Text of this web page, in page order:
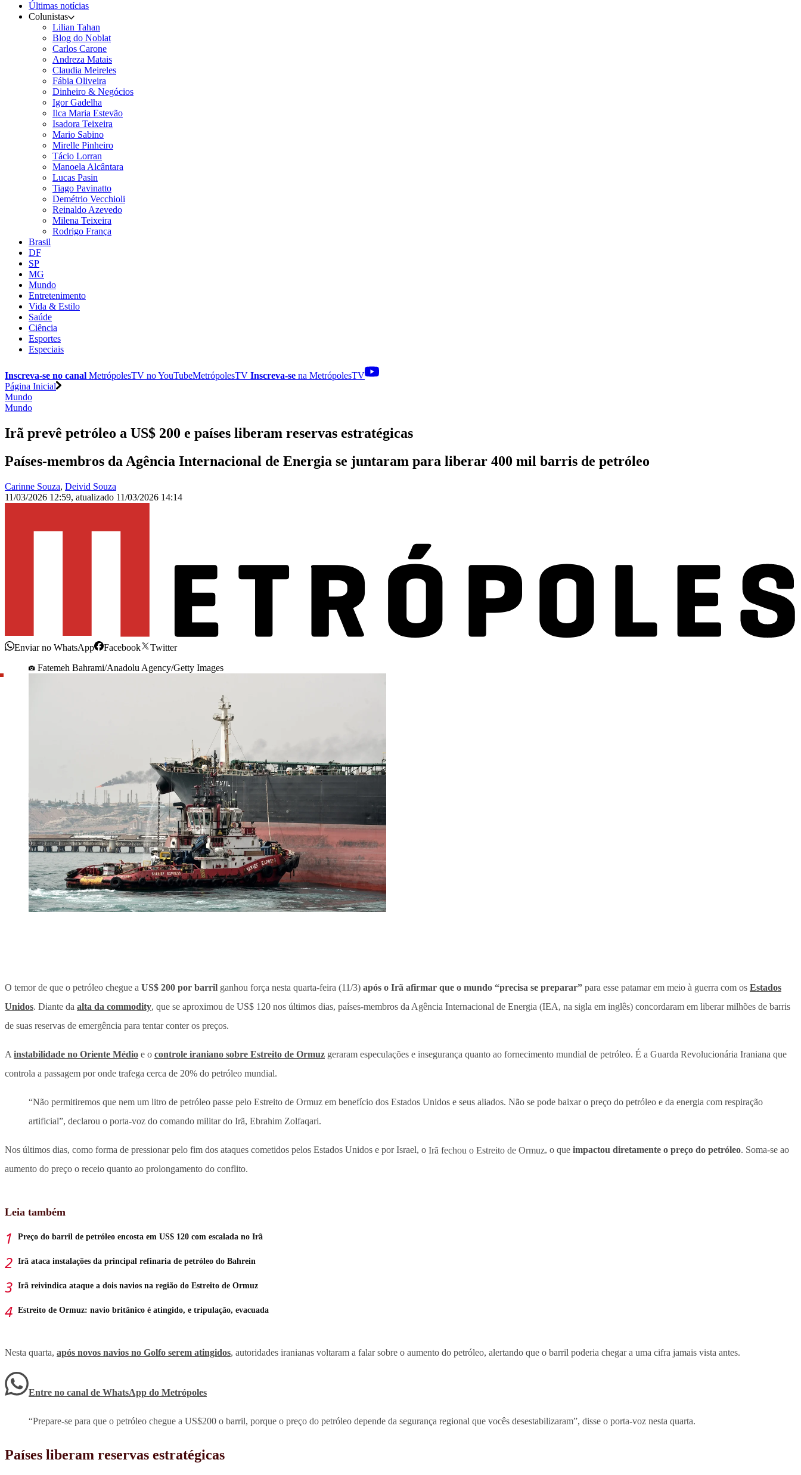
Últimas notícias
Colunistas
Lilian Tahan
Blog do Noblat
Carlos Carone
Andreza Matais
Claudia Meireles
Fábia Oliveira
Dinheiro & Negócios
Igor Gadelha
Ilca Maria Estevão
Isadora Teixeira
Mario Sabino
Mirelle Pinheiro
Tácio Lorran
Manoela Alcântara
Lucas Pasin
Tiago Pavinatto
Demétrio Vecchioli
Reinaldo Azevedo
Milena Teixeira
Rodrigo França
Brasil
DF
SP
MG
Mundo
Entretenimento
Vida & Estilo
Saúde
Ciência
Esportes
Especiais
Inscreva-se no canal MetrópolesTV noYouTubeMetrópolesTV Inscreva-se na MetrópolesTV
Página Inicial
Mundo
Mundo
Irã prevê petróleo a US$ 200 e países liberam reservas estratégicas
Países-membros da Agência Internacional de Energia se juntaram para liberar 400 mil barris de petróleo
Carinne Souza, Deivid Souza
11/03/2026 12:59, atualizado 11/03/2026 14:14
Enviar no WhatsApp Facebook
Twitter
Fatemeh Bahrami/Anadolu Agency/Getty Images
O temor de que o petróleo chegue a US$ 200 por barril ganhou força nesta quarta-feira (11/3) após o Irã afirmar que o mundo “precisa se preparar” para esse patamar em meio à guerra com os Estados
Unidos. Diante da alta da commodity, que se aproximou de US$ 120 nos últimos dias, países-membros da Agência Internacional de Energia (IEA, na sigla em inglês) concordaram em liberar milhões de barris
de suas reservas de emergência para tentar conter os preços.
A instabilidade no Oriente Médio e o controle iraniano sobre Estreito de Ormuz geraram especulações e insegurança quanto ao fornecimento mundial de petróleo. É a Guarda Revolucionária Iraniana que
controla a passagem por onde trafega cerca de 20% do petróleo mundial.
“Não permitiremos que nem um litro de petróleo passe pelo Estreito de Ormuz em benefício dos Estados Unidos e seus aliados. Não se pode baixar o preço do petróleo e da energia com respiração
artificial”, declarou o porta-voz do comando militar do Irã, Ebrahim Zolfaqari.
Nos últimos dias, como forma de pressionar pelo fim dos ataques cometidos pelos Estados Unidos e por Israel, o Irã fechou o Estreito de Ormuz, o que impactou diretamente o preço do petróleo. Soma-se ao
aumento do preço o receio quanto ao prolongamento do conflito.
Leia também
Preço do barril de petróleo encosta em US$ 120 com escalada no Irã
Irã ataca instalações da principal refinaria de petróleo do Bahrein
Irã reivindica ataque a dois navios na região do Estreito de Ormuz
Estreito de Ormuz: navio britânico é atingido, e tripulação, evacuada
Nesta quarta, após novos navios no Golfo serem atingidos, autoridades iranianas voltaram a falar sobre o aumento do petróleo, alertando que o barril poderia chegar a uma cifra jamais vista antes.
Entre no canal de WhatsApp do Metrópoles
“Prepare-se para que o petróleo chegue a US$200 o barril, porque o preço do petróleo depende da segurança regional que vocês desestabilizaram”, disse o porta-voz nesta quarta.
Países liberam reservas estratégicas